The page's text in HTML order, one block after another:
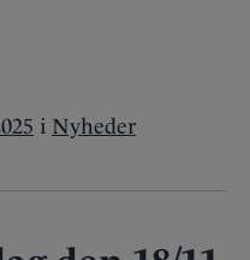
i Nyheder